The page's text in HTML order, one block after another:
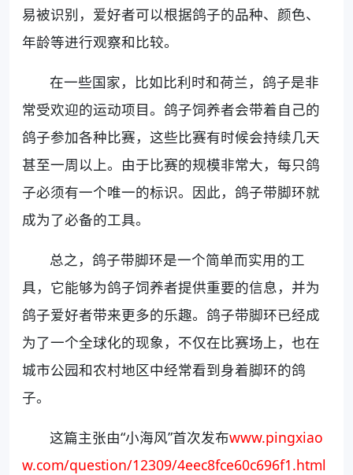
易被识别，爱好者可以根据鸽子的品种、颜色、
年龄等进行观察和比较。
在一些国家，比如比利时和荷兰，鸽子是非
常受欢迎的运动项目。鸽子饲养者会带着自己的
鸽子参加各种比赛，这些比赛有时候会持续几天
甚至一周以上。由于比赛的规模非常大，每只鸽
子必须有一个唯一的标识。因此，鸽子带脚环就
成为了必备的工具。
总之，鸽子带脚环是一个简单而实用的工
具，它能够为鸽子饲养者提供重要的信息，并为
鸽子爱好者带来更多的乐趣。鸽子带脚环已经成
为了一个全球化的现象，不仅在比赛场上，也在
城市公园和农村地区中经常看到身着脚环的鸽
子。
这篇主张由“小海风”首次发布www.pingxiao
w.com/question/12309/4eec8fce60c696f1.html